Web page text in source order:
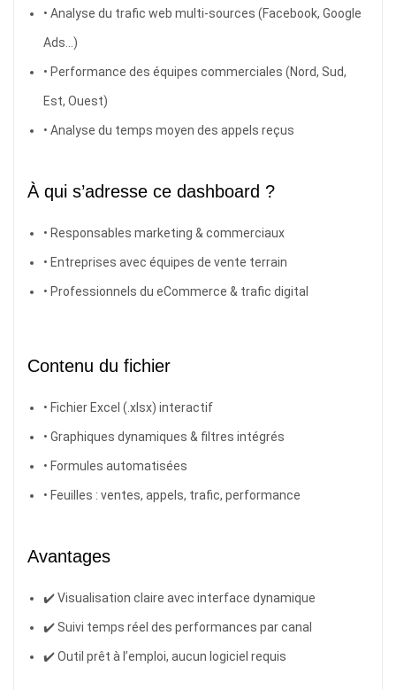
• Analyse du trafic web multi-sources (Facebook, Google
Ads…)
• Performance des équipes commerciales (Nord, Sud,
Est, Ouest)
• Analyse du temps moyen des appels reçus
À qui s’adresse ce dashboard ?
• Responsables marketing & commerciaux
• Entreprises avec équipes de vente terrain
• Professionnels du eCommerce & trafic digital
Contenu du fichier
• Fichier Excel (.xlsx) interactif
• Graphiques dynamiques & filtres intégrés
• Formules automatisées
• Feuilles : ventes, appels, trafic, performance
Avantages
✔️ Visualisation claire avec interface dynamique
✔️ Suivi temps réel des performances par canal
✔️ Outil prêt à l’emploi, aucun logiciel requis